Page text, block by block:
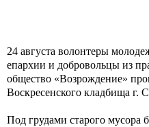
24 августа волонтеры
епархии и добровольцы из
общество «Возрождение»
Воскресенского кладбища г.
Под грудами старого мусора